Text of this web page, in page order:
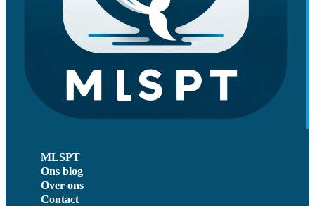
MLSPT
Ons blog
Over ons
Contact